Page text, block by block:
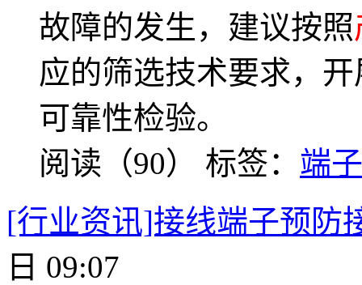
故障的发生，建议按照
应的筛选技术要求，
可靠性检验。
阅读（90） 标签： 端子
[行业资讯]接线端子预防
日 09:07